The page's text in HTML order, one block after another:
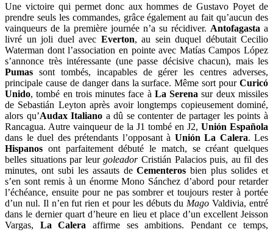
Une victoire qui permet donc aux hommes de Gustavo Poyet de
prendre seuls les commandes, grâce également au fait qu’aucun des
vainqueurs de la première journée n’a su récidiver. Antofagasta a
livré un joli duel avec Everton, au sein duquel débutait Cecilio
Waterman dont l’association en pointe avec Matías Campos López
s’annonce très intéressante (une passe décisive chacun), mais les
Pumas sont tombés, incapables de gérer les centres adverses,
principale cause de danger dans la surface. Même sort pour Curicó
Unido, tombé en trois minutes face à La Serena sur deux missiles
de Sebastián Leyton après avoir longtemps copieusement dominé,
alors qu’Audax Italiano a dû se contenter de partager les points à
Rancagua. Autre vainqueur de la J1 tombé en J2, Unión Española
dans le duel des prétendants l’opposant à Unión La Calera. Les
Hispanos ont parfaitement débuté le match, se créant quelques
belles situations par leurgoleadorCristián Palacios puis, au fil des
minutes, ont subi les assauts deCementeros bien plus solides et
s’en sont remis à un énorme Mono Sánchez d’abord pour retarder
l’échéance, ensuite pour ne pas sombrer et toujours rester à portée
d’un nul. Il n’en fut rien et pour les débuts du Mago Valdivia, entré
dans le dernier quart d’heure en lieu et place d’un excellent Jeisson
Vargas, La Calera affirme ses ambitions. Pendant ce temps,